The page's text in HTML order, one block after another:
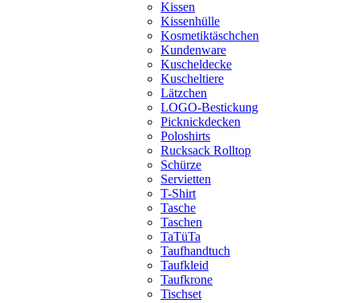
Kissen
Kissenhülle
Kosmetiktäschchen
Kundenware
Kuscheldecke
Kuscheltiere
Lätzchen
LOGO-Bestickung
Picknickdecken
Poloshirts
Rucksack Rolltop
Schürze
Servietten
T-Shirt
Tasche
Taschen
TaTüTa
Taufhandtuch
Taufkleid
Taufkrone
Tischset